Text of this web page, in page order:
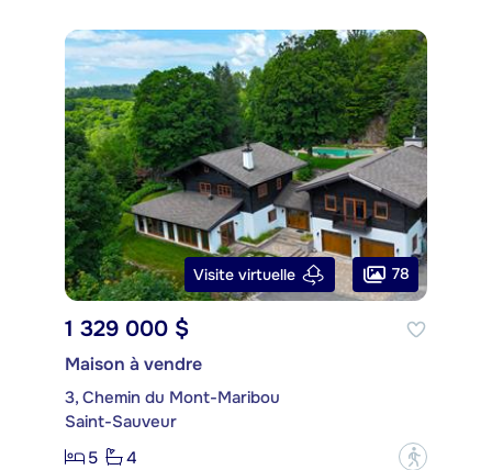
Visite virtuelle 78
1 329 000 $
Maison à vendre
3, Chemin du Mont-Maribou
Saint-Sauveur
5
4 ?